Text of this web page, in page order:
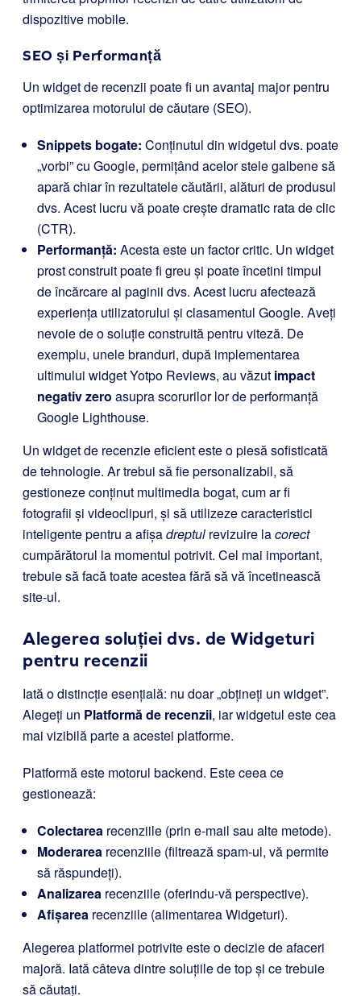
dispozitive mobile.
SEO și Performanță
Un widget de recenzii poate fi un avantaj major pentru
optimizarea motorului de căutare (SEO).
Snippets bogate: Conținutul din widgetul dvs. poate
„vorbi” cu Google, permițând acelor stele galbene să
apară chiar în rezultatele căutării, alături de produsul
dvs. Acest lucru vă poate crește dramatic rata de clic
(CTR).
Performanță: Acesta este un factor critic. Un widget
prost construit poate fi greu și poate încetini timpul
de încărcare al paginii dvs. Acest lucru afectează
experiența utilizatorului și clasamentul Google. Aveți
nevoie de o soluție construită pentru viteză. De
exemplu, unele branduri, după implementarea
ultimului widget Yotpo Reviews, au văzut impact
negativ zero asupra scorurilor lor de performanță
Google Lighthouse.
Un widget de recenzie eficient este o piesă sofisticată
de tehnologie. Ar trebui să fie personalizabil, să
gestioneze conținut multimedia bogat, cum ar fi
fotografii și videoclipuri, și să utilizeze caracteristici
inteligente pentru a afișadreptul revizuire lacorect
cumpărătorul la momentul potrivit. Cel mai important,
trebuie să facă toate acestea fără să vă încetinească
site-ul.
Alegerea soluției dvs. de Widgeturi
pentru recenzii
Iată o distincție esențială: nu doar „obțineți un widget”.
Alegeți un Platformă de recenzii, iar widgetul este cea
mai vizibilă parte a acestei platforme.
Platformă este motorul backend. Este ceea ce
gestionează:
Colectarea recenziile (prin e-mail sau alte metode).
Moderarea recenziile (filtrează spam-ul, vă permite
să răspundeți).
Analizarea recenziile (oferindu-vă perspective).
Afișarea recenziile (alimentarea Widgeturi).
Alegerea platformei potrivite este o decizie de afaceri
majoră. Iată câteva dintre soluțiile de top și ce trebuie
să căutați.